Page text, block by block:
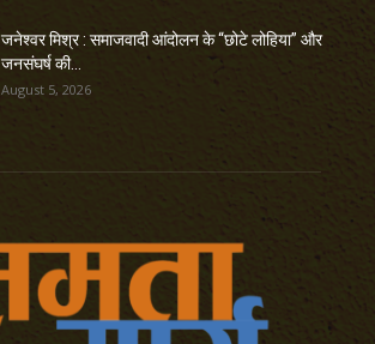
जनेश्वर मिश्र : समाजवादी आंदोलन के “छोटे लोहिया” और
जनसंघर्ष की...
August 5, 2026